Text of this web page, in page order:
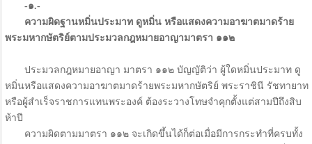
-๑.-
ความผิดฐานหมิ่นประมาท ดูหมิ่น หรือแสดงความอาฆาตมาดร้าย
พระมหากษัตริย์ตามประมวลกฎหมายอาญามาตรา ๑๑๒
ประมวลกฎหมายอาญา มาตรา ๑๑๒ บัญญัติว่า ผู้ใดหมิ่นประมาท ดู
หมิ่นหรือแสดงความอาฆาตมาดร้ายพระมหากษัตริย์ พระราชินี รัชทายาท
หรือผู้สำเร็จราชการแทนพระองค์ ต้องระวางโทษจำคุกตั้งแต่สามปีถึงสิบ
ห้าปี
ความผิดตามมาตรา ๑๑๒ จะเกิดขึ้นได้ก็ต่อเมื่อมีการกระทำที่ครบทั้ง